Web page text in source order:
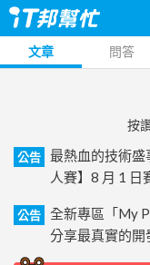
文章 問答
按
公告
最熱血的技術
人賽】8 月 1 日
公告
全新專區「My
分享最真實的開